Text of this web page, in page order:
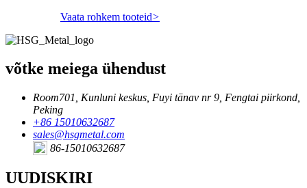
Vaata rohkem tooteid>
võtke meiega ühendust
Room701, Kunluni keskus, Fuyi tänav nr 9, Fengtai piirkond,
Peking
+86 15010632687
sales@hsgmetal.com
86-15010632687
UUDISKIRI